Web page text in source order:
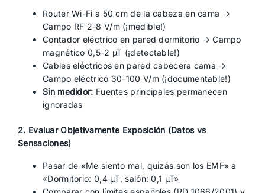
Router Wi-Fi a 50 cm de la cabeza en cama →
Campo RF 2-8 V/m (¡medible!)
Contador eléctrico en pared dormitorio → Campo
magnético 0,5-2 µT (¡detectable!)
Cables eléctricos en pared cabecera cama →
Campo eléctrico 30-100 V/m (¡documentable!)
Sin medidor: Fuentes principales permanecen
ignoradas
2. Evaluar Objetivamente Exposición (Datos vs
Sensaciones)
Pasar de «Me siento mal, quizás son los EMF» a
«Dormitorio: 0,4 µT, salón: 0,1 µT»